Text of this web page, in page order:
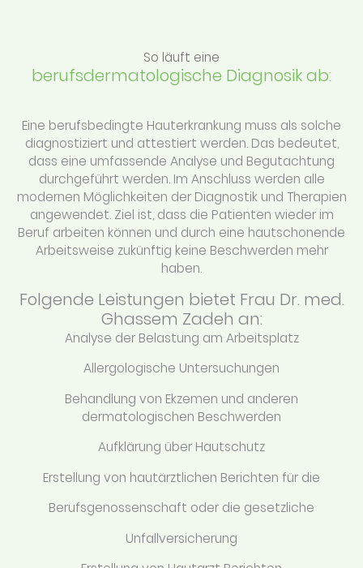
So läuft eine
berufsdermatologische Diagnosik ab:
Eine berufsbedingte Hauterkrankung muss als solche
diagnostiziert und attestiert werden. Das bedeutet,
dass eine umfassende Analyse und Begutachtung
durchgeführt werden. Im Anschluss werden alle
modernen Möglichkeiten der Diagnostik und Therapien
angewendet. Ziel ist, dass die Patienten wieder im
Beruf arbeiten können und durch eine hautschonende
Arbeitsweise zukünftig keine Beschwerden mehr
haben.
Folgende Leistungen bietet Frau Dr. med.
Ghassem Zadeh an:
Analyse der Belastung am Arbeitsplatz
Allergologische Untersuchungen
Behandlung von Ekzemen und anderen
dermatologischen Beschwerden
Aufklärung über Hautschutz
Erstellung von hautärztlichen Berichten für die
Berufsgenossenschaft oder die gesetzliche
Unfallversicherung